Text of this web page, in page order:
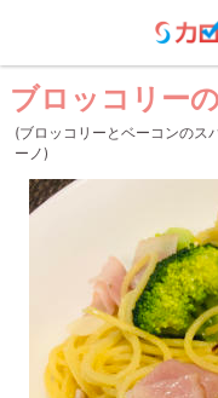
ブロッコリー
(ブロッコリーとベーコンのス
ーノ)